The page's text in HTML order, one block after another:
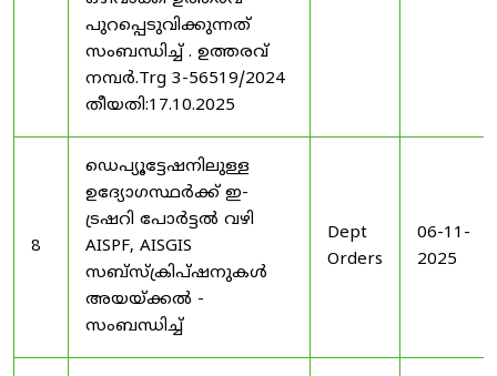
പുറപ്പെടുവിക്കുന്നത്
സംബന്ധിച്ച് . ഉത്തരവ്
നമ്പർ.Trg 3-56519/2024
തീയതി:17.10.2025
8
ഡെപ്യൂട്ടേഷനിലുള്ള
ഉദ്യോഗസ്ഥർക്ക് ഇ-
ട്രഷറി പോർട്ടൽ വഴി
AISPF, AISGIS
സബ്‌സ്‌ക്രിപ്‌ഷനുകൾ
അയയ്ക്കൽ -
സംബന്ധിച്ച്
Dept
Orders
06-11-
2025